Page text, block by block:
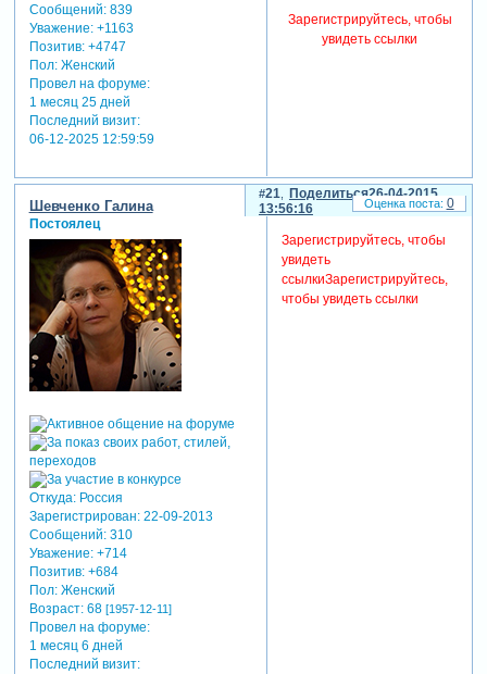
Сообщений:839
Уважение: +1163
Позитив: +4747
Пол:Женский
Провел на форуме:
1 месяц 25 дней
Последний визит:
06-12-2025 12:59:59
Зарегистрируйтесь, чтобы
увидеть ссылки
Поделиться
21
26-04-2015
13:56:16
Шевченко Галина
Постоялец
Откуда:Россия
Зарегистрирован: 22-09-2013
Сообщений:310
Уважение: +714
Позитив: +684
Пол:Женский
Возраст:68 [1957-12-11]
Провел на форуме:
1 месяц 6 дней
Последний визит:
Зарегистрируйтесь, чтобы
увидеть
ссылкиЗарегистрируйтесь,
чтобы увидеть ссылки
0